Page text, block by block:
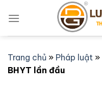
qua
Trang chủ » Pháp luật »
BHYT lần đầu